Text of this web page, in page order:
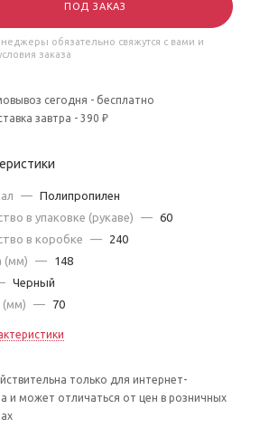
ПОД ЗАКАЗ
обязательно свяжутся с вами и
заказа
сегодня - бесплатно
завтра - 390 ₽
— Полипропилен
в упаковке (рукаве)
— 60
в коробке
—
240
(мм)
—
148
Черный
(мм)
— 70
только для интернет-
и может отличаться от цен в розничных